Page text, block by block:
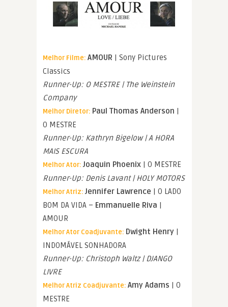
Melhor Filme: AMOUR | Sony Pictures
Classics
Runner-Up: O MESTRE | The Weinstein
Company
Melhor Diretor: Paul Thomas Anderson |
O MESTRE
Runner-Up: Kathryn Bigelow | A HORA
MAIS ESCURA
Melhor Ator: Joaquin Phoenix | O MESTRE
Runner-Up: Denis Lavant | HOLY MOTORS
Melhor Atriz: Jennifer Lawrence | O LADO
BOM DA VIDA – Emmanuelle Riva |
AMOUR
Melhor Ator Coadjuvante: Dwight Henry |
INDOMÁVEL SONHADORA
Runner-Up: Christoph Waltz | DJANGO
LIVRE
Melhor Atriz Coadjuvante: Amy Adams | O
MESTRE